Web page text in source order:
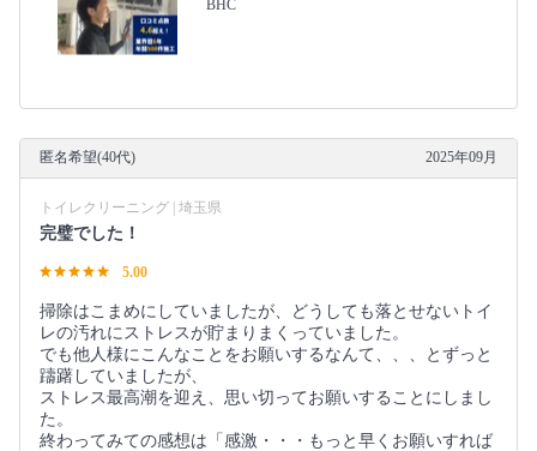
BHC
匿名希望(40代) 2025年09月
トイレクリーニング | 埼玉県
完璧でした！
5.00
掃除はこまめにしていましたが、どうしても落とせないトイ
レの汚れにストレスが貯まりまくっていました。
でも他人様にこんなことをお願いするなんて、、、とずっと
躊躇していましたが、
ストレス最高潮を迎え、思い切ってお願いすることにしまし
た。
終わってみての感想は「感激・・・もっと早くお願いすれば